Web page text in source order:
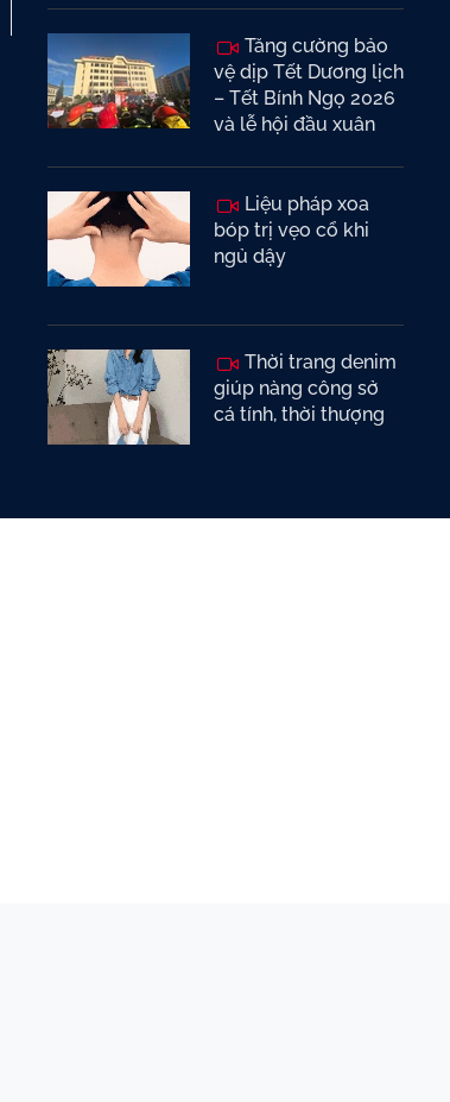
Tăng cường bảo
vệ dịp Tết Dương lịch
– Tết Bính Ngọ 2026
và lễ hội đầu xuân
Liệu pháp xoa
bóp trị vẹo cổ khi
ngủ dậy
Thời trang denim
giúp nàng công sở
cá tính, thời thượng